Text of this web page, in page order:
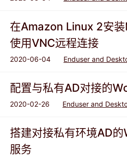
在Amazon Linux 2安
使用VNC远程连接
2020-06-04 Enduser and
配置与私有AD对接的
2020-02-26 Enduser and
搭建对接私有环境AD
服务